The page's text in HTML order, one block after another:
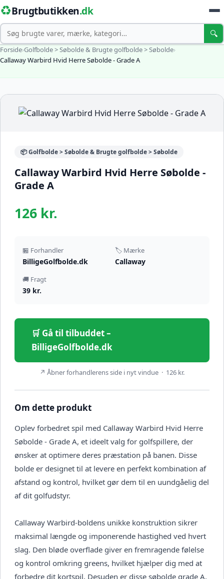
♻️Brugtbutikken.dk
Søg 🔍
Forside›Golfbolde > Søbolde & Brugte golfbolde > Søbolde›
Callaway Warbird Hvid Herre Søbolde - Grade A
📦 Golfbolde > Søbolde & Brugte golfbolde > Søbolde
Callaway Warbird Hvid Herre Søbolde -
Grade A
126 kr.
🏪 Forhandler
BilligeGolfbolde.dk
🏷️ Mærke
Callaway
🚚 Fragt
39 kr.
🛒 Gå til tilbuddet –
BilligeGolfbolde.dk
↗ Åbner forhandlerens side i nyt vindue · 126 kr.
Om dette produkt
Oplev forbedret spil med Callaway Warbird Hvid Herre
Søbolde - Grade A, et ideelt valg for golfspillere, der
ønsker at optimere deres præstation på banen. Disse
bolde er designet til at levere en perfekt kombination af
afstand og kontrol, hvilket gør dem til en uundgåelig del
af dit golfudstyr.
Callaway Warbird-boldens unikke konstruktion sikrer
maksimal længde og imponerende hastighed ved hvert
slag. Den bløde overflade giver en fremragende følelse
og kontrol omkring greens, hvilket hjælper dig med at
forbedre dit kortspil. Desuden er disse søbolde grade A,